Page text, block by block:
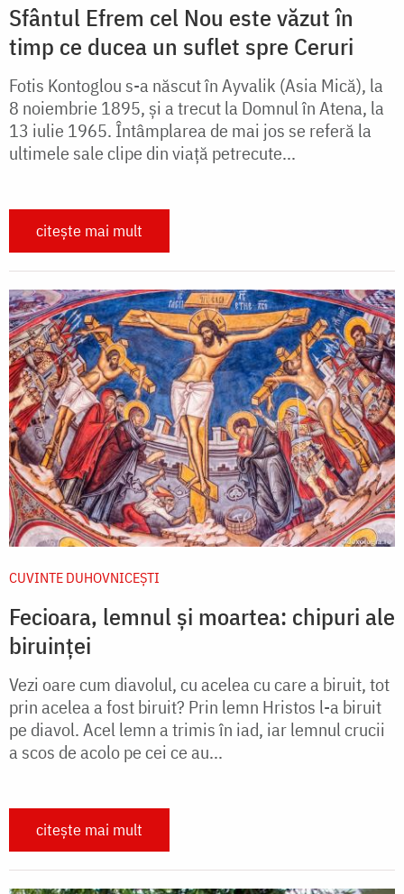
Sfântul Efrem cel Nou este văzut în
timp ce ducea un suflet spre Ceruri
Fotis Kontoglou s-a născut în Ayvalik (Asia Mică), la
8 noiembrie 1895, și a trecut la Domnul în Atena, la
13 iulie 1965. Întâmplarea de mai jos se referă la
ultimele sale clipe din viață petrecute...
citește mai mult
CUVINTE DUHOVNICEȘTI
Fecioara, lemnul și moartea: chipuri ale
biruinței
Vezi oare cum diavolul, cu acelea cu care a biruit, tot
prin acelea a fost biruit? Prin lemn Hristos l-a biruit
pe diavol. Acel lemn a trimis în iad, iar lemnul crucii
a scos de acolo pe cei ce au...
citește mai mult